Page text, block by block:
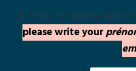
In order to receive news
please write your